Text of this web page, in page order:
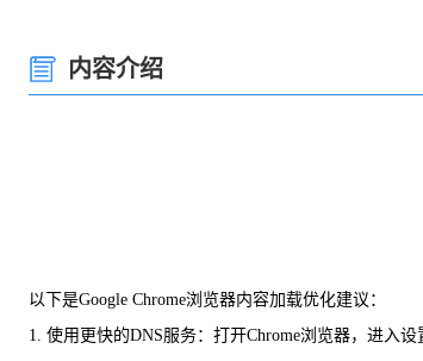
内容介绍
以下是Google Chrome浏览器内容加载优化建议：
1. 使用更快的DNS服务：打开Chrome浏览器，进入